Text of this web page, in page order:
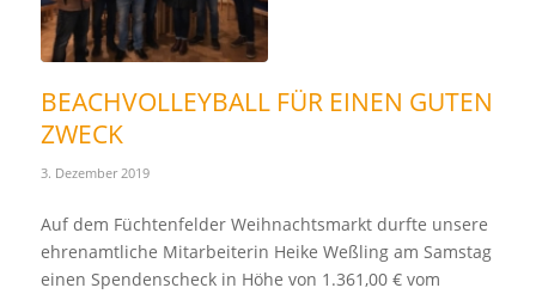
BEACHVOLLEYBALL FÜR EINEN GUTEN
ZWECK
3. Dezember 2019
Auf dem Füchtenfelder Weihnachtsmarkt durfte unsere
ehrenamtliche Mitarbeiterin Heike Weßling am Samstag
einen Spendenscheck in Höhe von 1.361,00 € vom